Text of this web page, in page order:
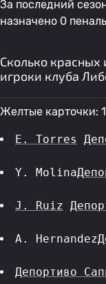
За последний
назначено 0
Сколько
игроки клуба
Желтые карточки:
E. Torres
Y. Molina
J. Ruiz
A. Hernandez
Депортиво